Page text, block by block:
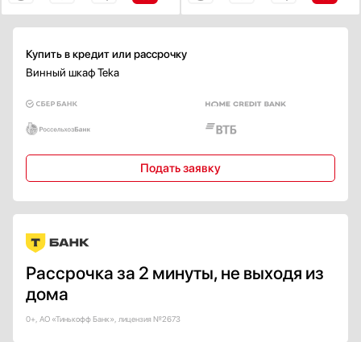
SN-ST
Показать все
Класс энергопотребления
A++
B
Показать все
Внутреннее освещение
Есть
Купить в кредит или рассрочку
Винный шкаф Teka
Подать заявку
Рассрочка за 2 минуты, не выходя из
дома
0+, АО «Тинькофф Банк», лицензия №2673